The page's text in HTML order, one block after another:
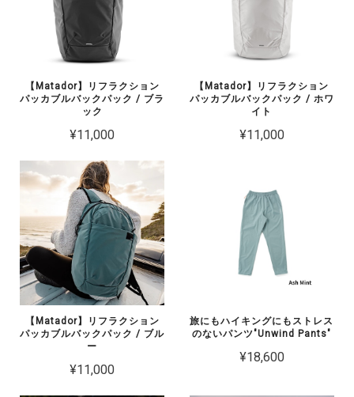
【Matador】リフラクション
パッカブルバックパック / ブラ
ック
¥11,000
【Matador】リフラクション
パッカブルバックパック / ホワ
イト
¥11,000
【Matador】リフラクション
パッカブルバックパック / ブル
ー
¥11,000
旅にもハイキングにもストレス
のないパンツ"Unwind Pants"
¥18,600